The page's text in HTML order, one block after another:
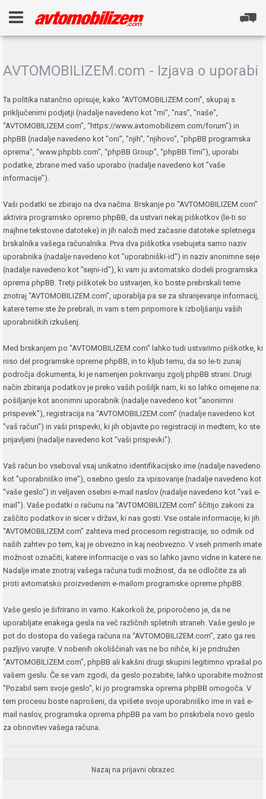
AVTOMOBILIZEM.com - Izjava o uporabi
Ta politika natančno opisuje, kako “AVTOMOBILIZEM.com”, skupaj s
priključenimi podjetji (nadalje navedeno kot "mi", "nas", "naše",
“AVTOMOBILIZEM.com”, “https://www.avtomobilizem.com/forum”) in
phpBB (nadalje navedeno kot "oni", "njih", "njihovo", "phpBB programska
oprema", “www.phpbb.com”, “phpBB Group”, “phpBB Timi”), uporabi
podatke, zbrane med vašo uporabo (nadalje navedeno kot "vaše
informacije”).
Vaši podatki se zbirajo na dva načina. Brskanje po “AVTOMOBILIZEM.com”
aktivira programsko opremo phpBB, da ustvari nekaj piškotkov (le-ti so
majhne tekstovne datoteke) in jih naloži med začasne datoteke spletnega
brskalnika vašega računalnika. Prva dva piškotka vsebujeta samo naziv
uporabnika (nadalje navedeno kot "uporabniški-id") in naziv anonimne seje
(nadalje navedeno kot "sejni-id"), ki vam ju avtomatsko dodeli programska
oprema phpBB. Tretji piškotek bo ustvarjen, ko boste prebrskali teme
znotraj “AVTOMOBILIZEM.com”, uporablja pa se za shranjevanje informacij,
katere teme ste že prebrali, in vam s tem pripomore k izboljšanju vaših
uporabniških izkušenj.
Med brskanjem po “AVTOMOBILIZEM.com” lahko tudi ustvarimo piškotke, ki
niso del programske opreme phpBB, in to kljub temu, da so le-ti zunaj
področja dokumenta, ki je namenjen pokrivanju zgolj phpBB strani. Drugi
način zbiranja podatkov je preko vaših pošiljk nam, ki so lahko omejene na:
pošiljanje kot anonimni uporabnik (nadalje navedeno kot "anonimni
prispevek"), registracija na “AVTOMOBILIZEM.com” (nadalje navedeno kot
"vaš račun") in vaši prispevki, ki jih objavite po registraciji in medtem, ko ste
prijavljeni (nadalje navedeno kot "vaši prispevki").
Vaš račun bo vseboval vsaj unikatno identifikacijsko ime (nadalje navedeno
kot "uporabniško ime"), osebno geslo za vpisovanje (nadalje navedeno kot
"vaše geslo") in veljaven osebni e-mail naslov (nadalje navedeno kot "vaš e-
mail"). Vaše podatki o računu na “AVTOMOBILIZEM.com” ščitijo zakoni za
zaščito podatkov in sicer v državi, ki nas gosti. Vse ostale informacije, ki jih
“AVTOMOBILIZEM.com” zahteva med procesom registracije, so odmik od
naših zahtev po tem, kaj je obvezno in kaj neobvezno. V vseh primerih imate
možnost označiti, katere informacije o vas so lahko javno vidne in katere ne.
Nadalje imate znotraj vašega računa tudi možnost, da se odločite za ali
proti avtomatsko proizvedenim e-mailom programske opreme phpBB.
Vaše geslo je šifrirano in varno. Kakorkoli že, priporočeno je, da ne
uporabljate enakega gesla na več različnih spletnih straneh. Vaše geslo je
pot do dostopa do vašega računa na “AVTOMOBILIZEM.com”, zato ga res
pazljivo varujte. V nobenih okoliščinah vas ne bo nihče, ki je pridružen
“AVTOMOBILIZEM.com”, phpBB ali kakšni drugi skupini legitimno vprašal po
vašem geslu. Če se vam zgodi, da geslo pozabite, lahko uporabite možnost
"Pozabil sem svoje geslo", ki jo programska oprema phpBB omogoča. V
tem procesu boste naprošeni, da vpišete svoje uporabniško ime in vaš e-
mail naslov, programska oprema phpBB pa vam bo priskrbela novo geslo
za obnovitev vašega računa.
Nazaj na prijavni obrazec